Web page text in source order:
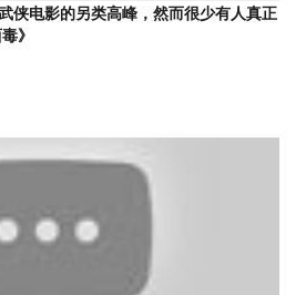
侠电影的另类高峰，然而很少有人真正
》